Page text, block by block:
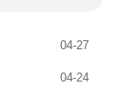
04-27
04-24